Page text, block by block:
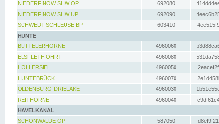
NIEDERFINOW SHW OP
692080
NIEDERFINOW SHW UP
692090
SCHWEDT SCHLEUSE BP
603410
HUNTE
BUTTELERHÖRNE
4960060
ELSFLETH OHRT
4960080
HOLLERSIEL
4960050
HUNTEBRÜCK
4960070
OLDENBURG-DRIELAKE
4960030
REITHÖRNE
4960040
HAVELKANAL
SCHÖNWALDE OP
587050